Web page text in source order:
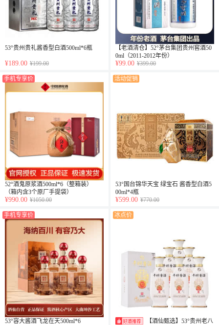
53°贵州贵礼酱香型白酒500ml*6瓶
¥189.00 ¥199.00
【老酒清仓】52°茅台集团贵州窖酒50
0ml（2011-2012年份）
¥99.00 ¥399.00
手机专享价
52°酒鬼原浆酒500ml*6（整箱装）
（箱内含3个原厂手提袋）
¥990.00 ¥1050.00
活动促销
53°国台锦华天宝 绿宝石 酱香型白酒5
00ml*4瓶
¥599.00 ¥770.00
手机专享价
53°容大酱酒飞龙在天500ml*6
冰点价
【酒仙甄选】53°贵州老八